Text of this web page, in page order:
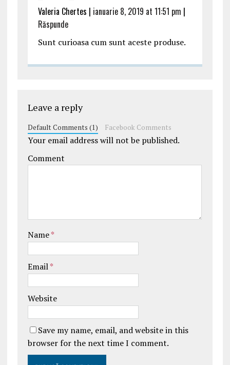
Valeria Chertes | ianuarie 8, 2019 at 11:51 pm |
Răspunde
Sunt curioasa cum sunt aceste produse.
Leave a reply
Default Comments (1) Facebook Comments
Your email address will not be published.
Comment
Name*
Email*
Website
Save my name, email, and website in this
browser for the next time I comment.